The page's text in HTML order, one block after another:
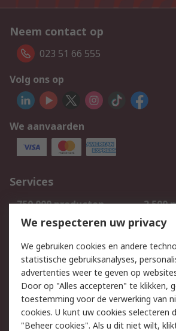
Neem contact op
023 51 66 555
Volg ons op
We aanvaarden
Services
750.000 producten
2.500
Bestellen
Track & Trace
Wettelijk
Cookiebeleid
Email
Privacybeleid
We respecteren uw privacy
We gebruiken cookies en andere
statistische gebruiksanalyses,
advertenties weer te geven op
Door op "Alles accepteren" te klikken,
toestemming voor de verwerking van
cookies. U kunt uw cookies selecteren
"Beheer cookies". Als u dit niet wilt,